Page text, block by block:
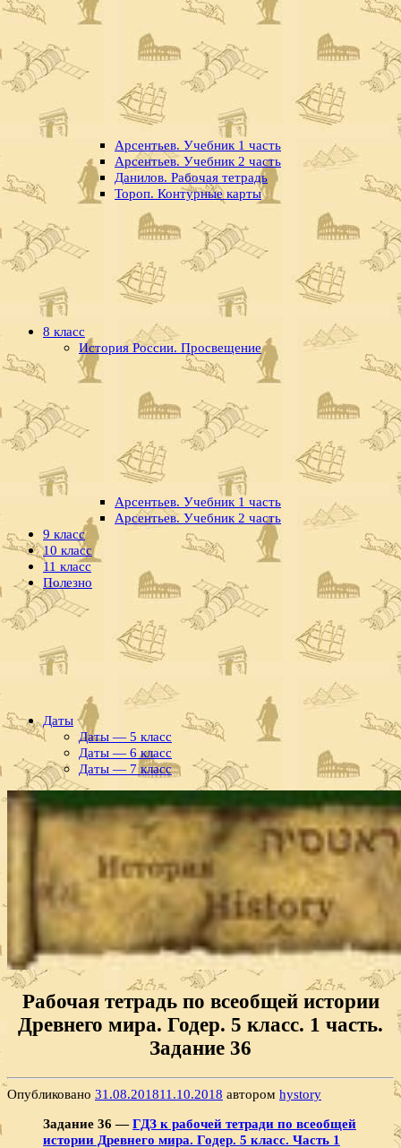
Арсентьев. Учебник 1 часть
Арсентьев. Учебник 2 часть
Данилов. Рабочая тетрадь
Тороп. Контурные карты
8 класс
История России. Просвещение
Арсентьев. Учебник 1 часть
Арсентьев. Учебник 2 часть
9 класс
10 класс
11 класс
Полезно
Даты
Даты — 5 класс
Даты — 6 класс
Даты — 7 класс
Рабочая тетрадь по всеобщей истории
Древнего мира. Годер. 5 класс. 1 часть.
Задание 36
Опубликовано 31.08.201811.10.2018 автором hystory
Задание 36 —ГДЗ к рабочей тетради по всеобщей
истории Древнего мира. Годер. 5 класс. Часть 1